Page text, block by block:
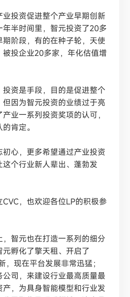
投资促进整个产业早期创新
半时间里，智元投资了20多
阶段，有的在种子轮，天使
投企业20多家，年化估值增
资是手段，目的是促进整个
因为智元投资的业绩过于亮
业一系列投资奖项的认可，
肯定。
心，更多希望通过产业投资
个行业新人辈出、蓬勃发
CVC，也欢迎各位LP的积极参
智元也在打造一系列的细分
孵化了擎天租、开启了
，现在平台发展非常迅猛；
司，来建设行业最高质量最
，为具身智能模型和行业发